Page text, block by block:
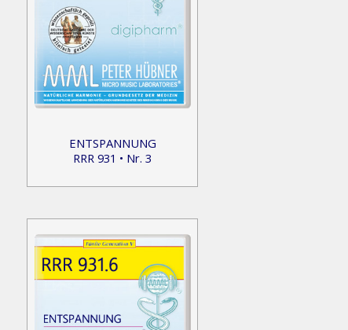
ENTSPANNUNG
RRR 931 • Nr. 3